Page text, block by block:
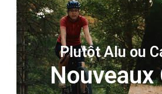
Plutôt Alu ou
Nouveaux